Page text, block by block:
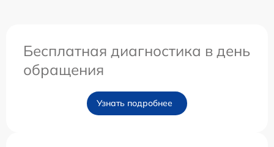
Бесплатная диагностика в день
обращения
Узнать подробнее